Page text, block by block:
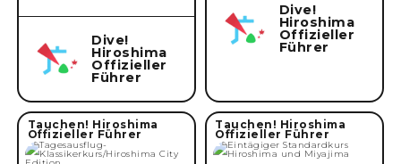
Dive!
Hiroshima
Offizieller
Führer
Dive!
Hiroshima
Offizieller
Führer
Tauchen! Hiroshima
Offizieller Führer
Tauchen! Hiroshima
Offizieller Führer